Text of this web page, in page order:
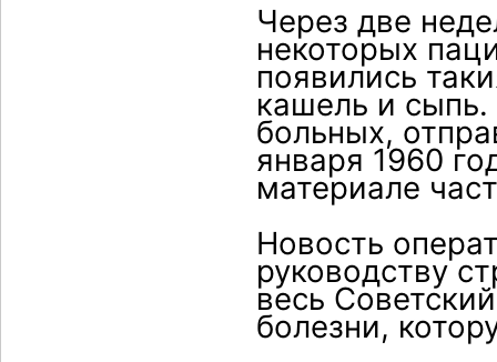
Через две
некоторых
появились
кашель и
больных,
января 1960
материале
Новость
руководству
весь
болезни,